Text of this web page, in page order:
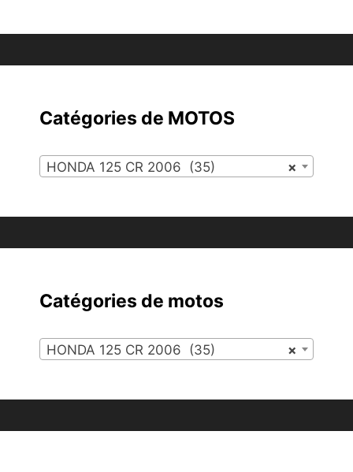
Catégories de MOTOS
×
HONDA 125 CR 2006 (35)
Catégories de motos
×
HONDA 125 CR 2006 (35)